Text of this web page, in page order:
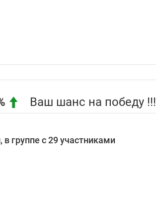
Ваш шанс на победу !!!
в группе с 29 участниками